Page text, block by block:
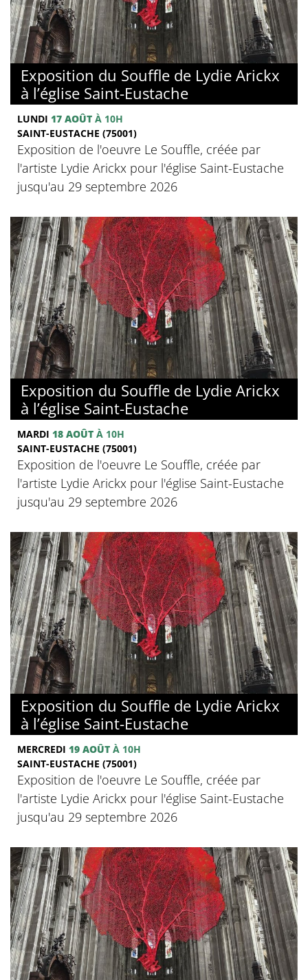
Exposition du Souffle de Lydie Arickx
à l’église Saint-Eustache
LUNDI 17 AOÛT À 10H
SAINT-EUSTACHE (75001)
Exposition de l'oeuvre Le Souffle, créée par
l'artiste Lydie Arickx pour l'église Saint-Eustache
jusqu'au 29 septembre 2026
Exposition du Souffle de Lydie Arickx
à l’église Saint-Eustache
MARDI 18 AOÛT À 10H
SAINT-EUSTACHE (75001)
Exposition de l'oeuvre Le Souffle, créée par
l'artiste Lydie Arickx pour l'église Saint-Eustache
jusqu'au 29 septembre 2026
Exposition du Souffle de Lydie Arickx
à l’église Saint-Eustache
MERCREDI 19 AOÛT À 10H
SAINT-EUSTACHE (75001)
Exposition de l'oeuvre Le Souffle, créée par
l'artiste Lydie Arickx pour l'église Saint-Eustache
jusqu'au 29 septembre 2026